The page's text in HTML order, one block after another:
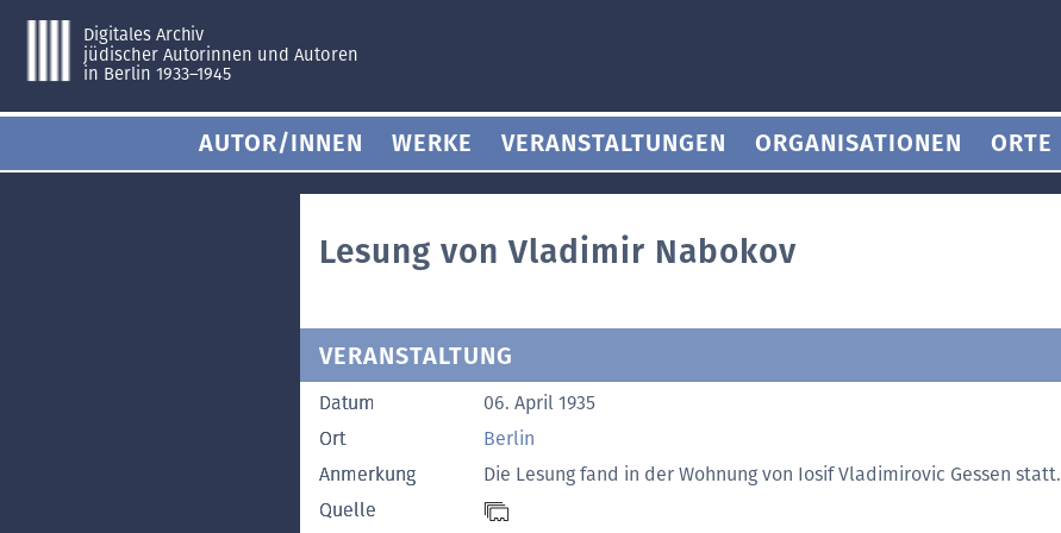
Digitales Archiv
jüdischer Autorinnen und Autoren
in Berlin 1933–1945
AUTOR/INNEN WERKE VERANSTALTUNGEN ORGANISATIONEN ORTE
Lesung von Vladimir Nabokov
VERANSTALTUNG
Datum
06. April 1935
Ort
Berlin
Anmerkung
Die Lesung fand in der Wohnung von Iosif Vladimirovic Gessen statt.
Quelle